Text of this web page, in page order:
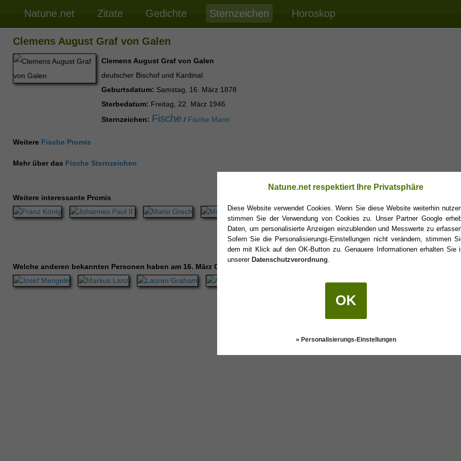
Natune.net Zitate Gedichte Sternzeichen Horoskop
Clemens August Graf von Galen
Clemens August Graf von Galen
deutscher Bischof und Kardinal
Geburtsdatum: Samstag, 16. März 1878
Sterbedatum: Freitag, 22. März 1946
Sternzeichen: Fische / Fische Mann
Weitere Fische Promis
Mehr über das Fische Sternzeichen
Weitere interessante Promis
Welche anderen bekannten Personen haben am 16. März Geburtstag?
Natune.net respektiert Ihre Privatsphäre
Diese Website verwendet Cookies. Wenn Sie diese Website weiterhin
stimmen Sie der Verwendung von Cookies zu. Unser Partner Google
Daten, um personalisierte Anzeigen einzublenden und Messwerte zu
Sofern Sie die Personalisierungs-Einstellungen nicht verändern, stimmen
dem mit Klick auf den OK-Button zu. Genauere Informationen erhalten Sie
unserer Datenschutzverordnung.
OK
» Personalisierungs-Einstellungen